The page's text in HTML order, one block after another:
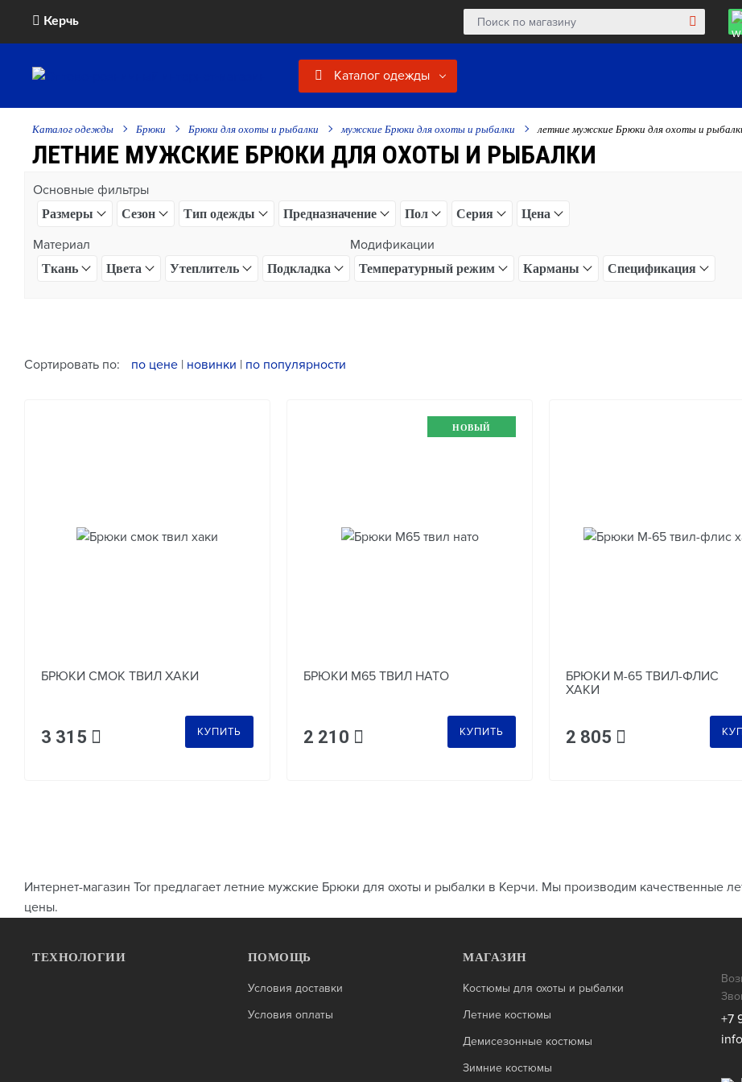
Керчь
Каталог одежды
Каталог одежды Брюки Брюки для охоты и рыбалки мужские Брюки для охоты и рыбалки летние мужские Брюки для охоты и
ЛЕТНИЕ МУЖСКИЕ БРЮКИ ДЛЯ ОХОТЫ И РЫБАЛКИ
Основные фильтры
Размеры Сезон Тип одежды Предназначение Пол Серия Цена
Материал
Ткань Цвета Утеплитель Подкладка
Модификации
Температурный режим Карманы Спецификация
Сортировать по: по цене | новинки | по популярности
БРЮКИ СМОК ТВИЛ ХАКИ
3 315 КУПИТЬ
НОВЫЙ
БРЮКИ М65 ТВИЛ НАТО
2 210 КУПИТЬ
БРЮКИ М-65 ТВИЛ-ФЛИС
ХАКИ
2 805
Интернет-магазин Tor предлагает летние мужские Брюки для охоты и рыбалки в Керчи. Мы производим качественные
цены.
ТЕХНОЛОГИИ ПОМОЩЬ
Условия доставки
Условия оплаты
МАГАЗИН
Костюмы для охоты и рыбалки
Летние костюмы
Демисезонные костюмы
Зимние костюмы
+7